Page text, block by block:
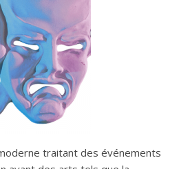
traitant des événements